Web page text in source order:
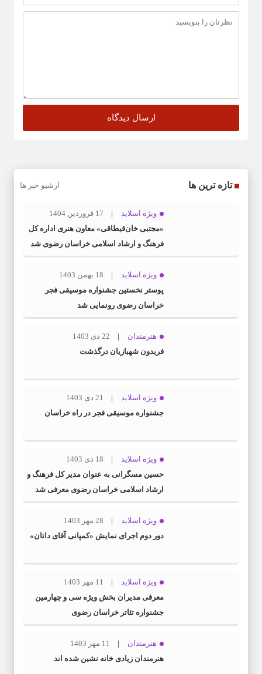
تازه ترین ها آرشیو خبر ها
ویژه اسلاید
17 فروردین 1404
«مجتبی خان‌قیطاقی» معاون هنری اداره کل
فرهنگ و ارشاد اسلامی خراسان رضوی شد
ویژه اسلاید
18 بهمن 1403
پوستر نخستین جشنواره موسیقی فجر
خراسان رضوی رونمایی شد
هنرمندان
22 دی 1403
فریدون شهبازیان درگذشت
ویژه اسلاید
21 دی 1403
جشنواره موسیقی فجر در راه خراسان
ویژه اسلاید
18 دی 1403
حسین مسگرانی به عنوان مدیر کل فرهنگ و
ارشاد اسلامی خراسان رضوی معرفی شد
ویژه اسلاید
28 مهر 1403
دور دوم اجرای نمایش «کمپانی آقای داتان»
ویژه اسلاید
11 مهر 1403
معرفی مدیران بخش ویژه سی و چهارمین
جشنواره تئاتر خراسان رضوی
هنرمندان
11 مهر 1403
هنرمندان زیادی خانه نشین شده اند